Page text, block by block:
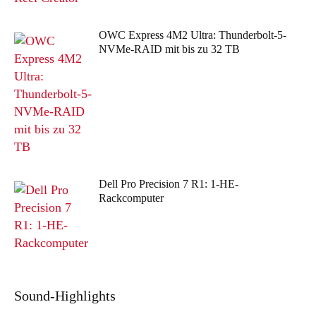
OWC Express 4M2 Ultra: Thunderbolt-5-
NVMe-RAID mit bis zu 32 TB
Dell Pro Precision 7 R1: 1-HE-
Rackcomputer
Sound-Highlights